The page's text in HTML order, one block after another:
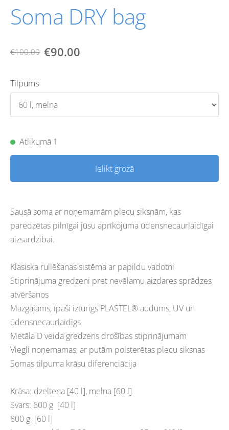
Soma DRY bag
€100.00 €90.00
Tilpums
Atlikumā 1
Ielikt grozā
Sausā soma ar noņemamām plecu siksnām, kas
paredzētas pilnīgai jūsu aprīkojuma ūdensnecaurlaidīgai
aizsardzībai.
Klasiska rullēšanas sistēma ar papildu vadotni
Stiprinājuma gredzeni pret nevēlamu aizdares sprādzes
atvēršanos
Mazgājams, īpaši izturīgs PLASTEL® audums, UV un
ūdensnecaurlaidīgs
Metāla D veida gredzens drošības stiprinājumam
Viegli noņemamas, ar putām polsterētas plecu siksnas
Somas tilpuma krāsu diferenciācija
Krāsa: dzeltena [40 l], melna [60 l]
Svars: 600 g [40 l]
800 g [60 l]